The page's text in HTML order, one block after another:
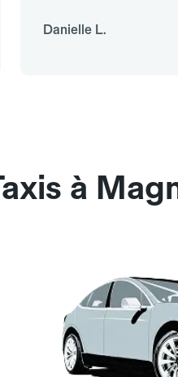
Danielle L.
à